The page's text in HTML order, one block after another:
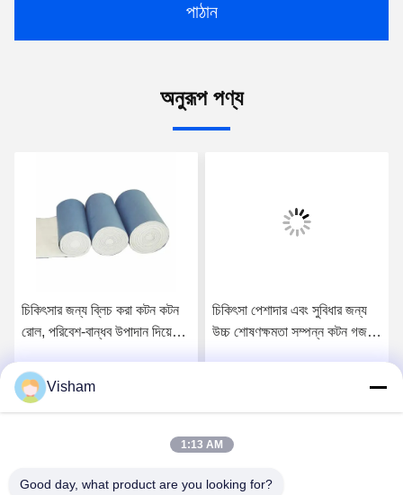
পাঠান
অনুরূপ পণ্য
চিকিৎসার জন্য ব্লিচ করা কটন কটন
রোল, পরিবেশ-বান্ধব উপাদান দিয়ে
সেরা দাম পান
চিকিৎসা পেশাদার এবং সুবিধার জন্য
উচ্চ শোষণক্ষমতা সম্পন্ন কটন গজ
Visham
1:13 AM
Good day, what product are you looking for?